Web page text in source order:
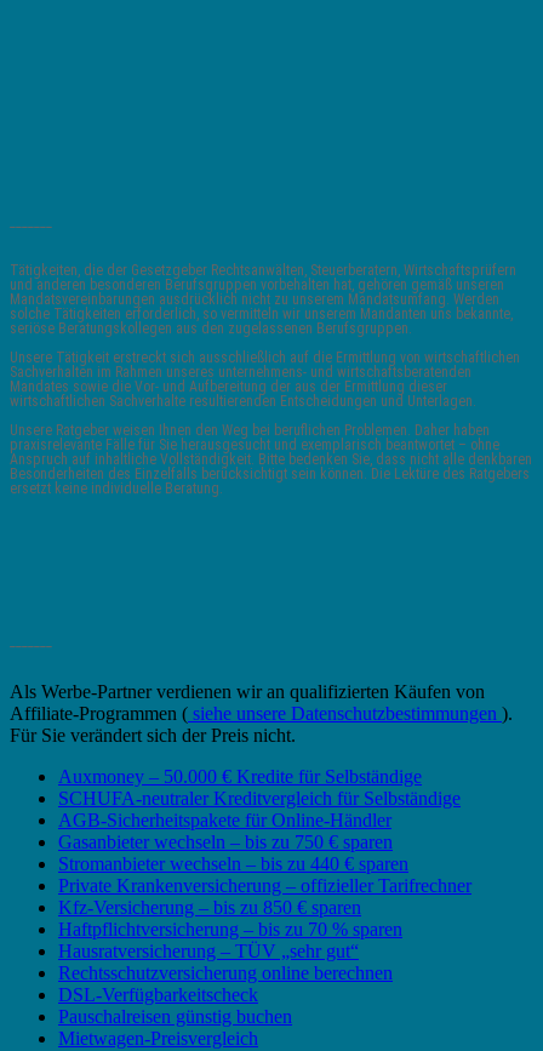
Tätigkeiten, die der Gesetzgeber Rechtsanwälten, Steuerberatern, Wirtschaftsprüfern
und anderen besonderen Berufsgruppen vorbehalten hat, gehören gemäß unseren
Mandatsvereinbarungen ausdrücklich nicht zu unserem Mandatsumfang. Werden
solche Tätigkeiten erforderlich, so vermitteln wir unserem Mandanten uns bekannte,
seriöse Beratungskollegen aus den zugelassenen Berufsgruppen.
Unsere Tätigkeit erstreckt sich ausschließlich auf die Ermittlung von wirtschaftlichen
Sachverhalten im Rahmen unseres unternehmens- und wirtschaftsberatenden
Mandates sowie die Vor- und Aufbereitung der aus der Ermittlung dieser
wirtschaftlichen Sachverhalte resultierenden Entscheidungen und Unterlagen.
Unsere Ratgeber weisen Ihnen den Weg bei beruflichen Problemen. Daher haben
praxisrelevante Fälle für Sie herausgesucht und exemplarisch beantwortet – ohne
Anspruch auf inhaltliche Vollständigkeit. Bitte bedenken Sie, dass nicht alle denkbaren
Besonderheiten des Einzelfalls berücksichtigt sein können. Die Lektüre des Ratgebers
ersetzt keine individuelle Beratung.
Als Werbe-Partner verdienen wir an qualifizierten Käufen von
Affiliate-Programmen ( siehe unsere Datenschutzbestimmungen ).
Für Sie verändert sich der Preis nicht.
Auxmoney – 50.000 € Kredite für Selbständige
SCHUFA-neutraler Kreditvergleich für Selbständige
AGB-Sicherheitspakete für Online-Händler
Gasanbieter wechseln – bis zu 750 € sparen
Stromanbieter wechseln – bis zu 440 € sparen
Private Krankenversicherung – offizieller Tarifrechner
Kfz-Versicherung – bis zu 850 € sparen
Haftpflichtversicherung – bis zu 70 % sparen
Hausratversicherung – TÜV „sehr gut“
Rechtsschutzversicherung online berechnen
DSL-Verfügbarkeitscheck
Pauschalreisen günstig buchen
Mietwagen-Preisvergleich